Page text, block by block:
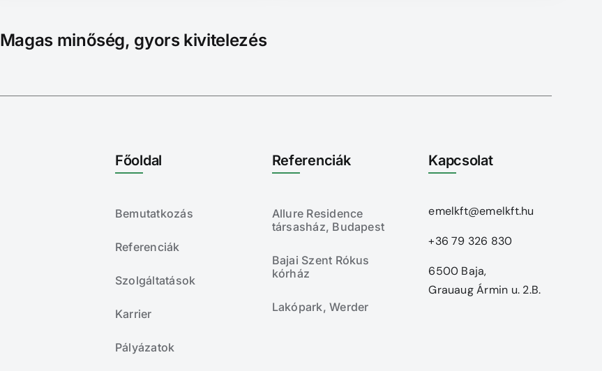
Magas minőség, gyors kivitelezés
Főoldal
Bemutatkozás
Referenciák
Szolgáltatások
Karrier
Pályázatok
Referenciák
Allure Residence
társasház, Budapest
Bajai Szent Rókus
kórház
Lakópark, Werder
Kapcsolat
emelkft@emelkft.hu
+36 79 326 830
6500 Baja,
Grauaug Ármin u. 2.B.